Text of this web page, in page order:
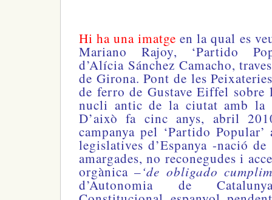
Hi ha una imatge en la qual es
Mariano Rajoy, ‘Partido
d’Alícia Sánchez Camacho,
de Girona. Pont de les
de ferro de Gustave Eiffel sobre
nucli antic de la ciutat amb la
D’això fa cinc anys, abril
campanya pel ‘Partido
legislatives d’Espanya -nació
amargades, no reconegudes i
orgànica –‘de obligado
d’Autonomia de